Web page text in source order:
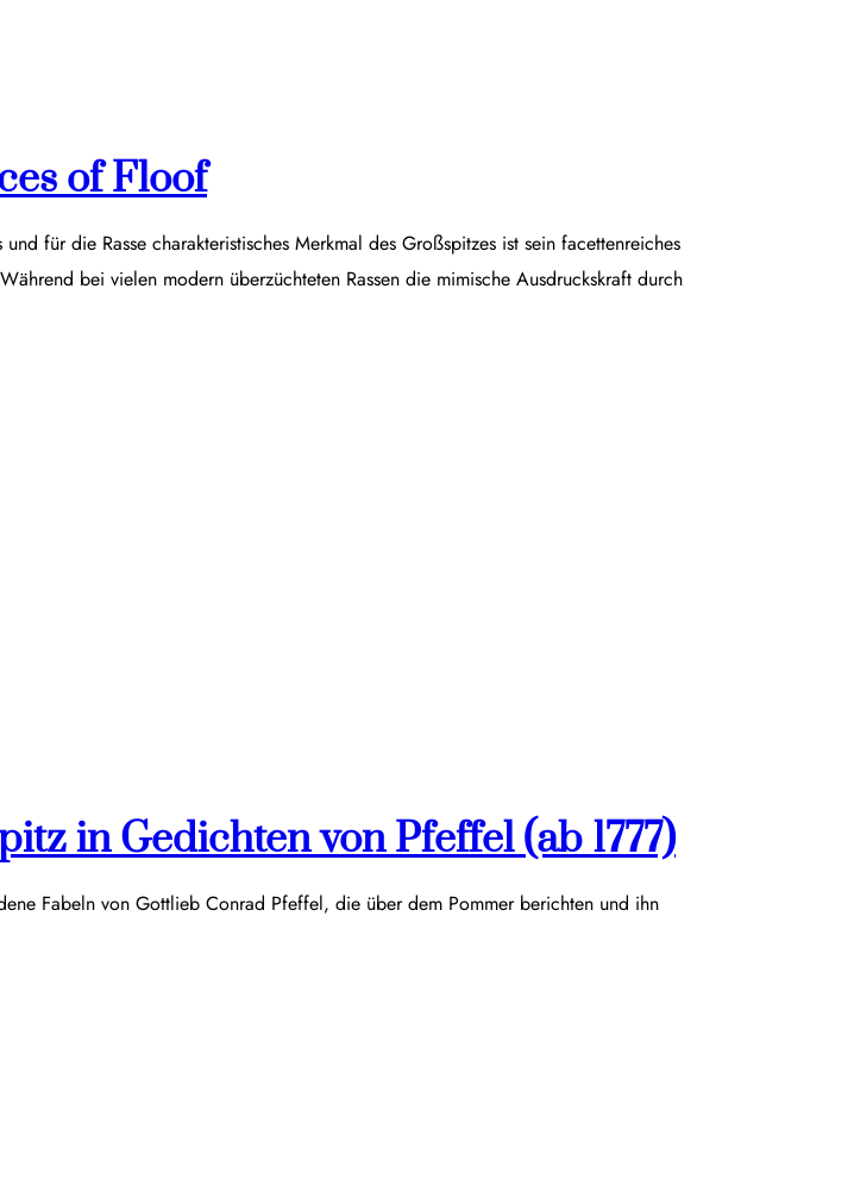
of Floof
und für die Rasse charakteristisches Merkmal des Großspitzes ist sein facettenreiches
bei vielen modern überzüchteten Rassen die mimische Ausdruckskraft durch
in Gedichten von Pfeffel (ab 1777)
Fabeln von Gottlieb Conrad Pfeffel, die über dem Pommer berichten und ihn